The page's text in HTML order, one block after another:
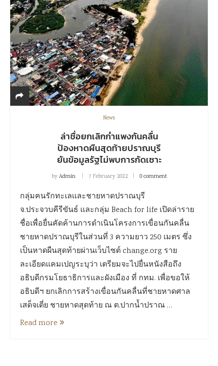
News
ล่าชื่อยกเลิกกำแพงกันคลื่น
ป้องหาดผืนสุดท้ายปราณบุรี
ยันข้อมูลรัฐไม่พบการกัดเซาะ
byAdmin 7 February 2022 0 comment
กลุ่มฅนรักทะเลเเละชายหาดปราณบุรี
จ.ประจวบคีรีขันธ์ เเละกลุ่ม Beach for life เปิดล่าราย
ชื่อเพื่อยื่นคัดค้านการดำเนินโครงการเขื่อนกันคลื่น
ชายหาดปราณบุรีในส่วนที่ 3 ความยาว 250 เมตร ซึ่ง
เป็นหาดผืนสุดท้ายผ่านเว็บไซต์ change.org ราย
ละเอียดแคมเปญระบุว่า เตรียมจะไปยื่นหนังสือถึง
อธิบดีกรมโยธาธิการและผังเมือง ที่ กทม. เพื่อขอให้
อธิบดีฯ ยกเลิกการสร้างเขื่อนกันคลื่นที่ชายหาดศาล
เสด็จเตี่ย ชายหาดสุดท้าย ณ ต.ปากน้ำปราณ …
Read more